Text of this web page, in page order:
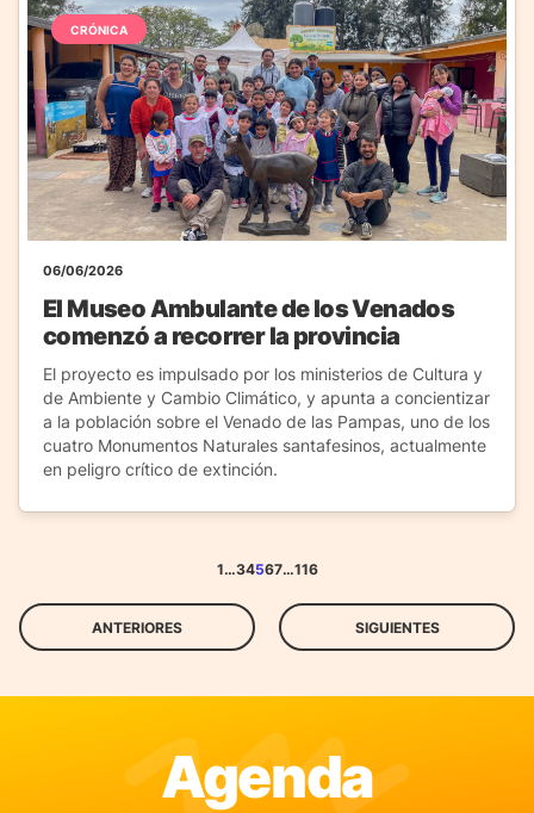
CRÓNICA
06/06/2026
El Museo Ambulante de los Venados
comenzó a recorrer la provincia
El proyecto es impulsado por los ministerios de Cultura y
de Ambiente y Cambio Climático, y apunta a concientizar
a la población sobre el Venado de las Pampas, uno de los
cuatro Monumentos Naturales santafesinos, actualmente
en peligro crítico de extinción.
ANTERIORES
1…34567…116
SIGUIENTES
Agenda